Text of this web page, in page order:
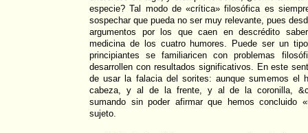
especie? Tal modo de «crítica» filosófica es
sospechar que pueda no ser muy relevante, pues
argumentos por los que caen en descrédito
medicina de los cuatro humores. Puede ser un
principiantes se familiaricen con problemas
desarrollen con resultados significativos. En este
de usar la falacia del sorites: aunque sumemos el
cabeza, y al de la frente, y al de la coronilla,
sumando sin poder afirmar que hemos concluido
sujeto.